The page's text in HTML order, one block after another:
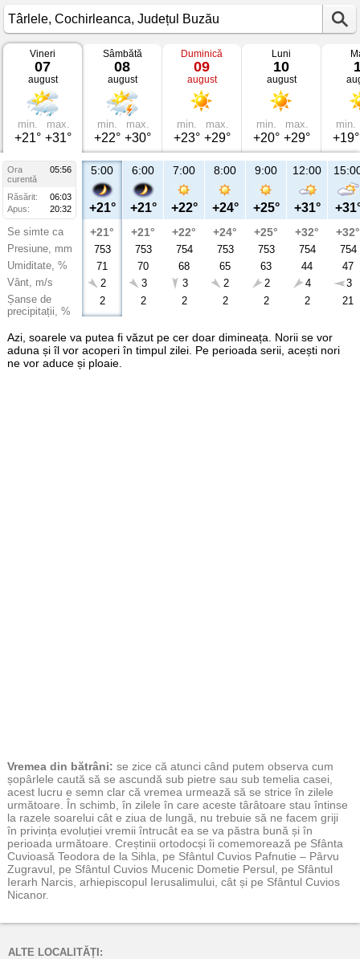
Vremea
Târlele
Cochirleanca,
Județul
Buzău
Vineri
07
august
min.
+21°
max.
+31°
Sâmbătă
08
august
min.
+22°
max.
+30°
Duminică
09
august
min.
+23°
max.
+29°
Luni
10
august
min.
+20°
max.
+29°
min.
+19°
Ora
05:56
curentă
Răsărit:
06:03
Apus:
20:32
Se simte ca
Presiune, mm
Umiditate, %
Vânt, m/s
Șanse de
precipitații, %
5:00
+21°
+21°
753
71
2
2
6:00
+21°
+21°
753
70
3
2
7:00
+22°
+22°
754
68
3
2
8:00
+24°
+24°
753
65
2
2
9:00
+25°
+25°
753
63
2
2
12:00
+31°
+32°
754
44
4
2
+32°
754
47
3
21
Azi, soarele va putea fi văzut pe cer doar dimineața. Norii se vor
aduna și îl vor acoperi în timpul zilei. Pe perioada serii, acești nori
ne vor aduce și ploaie.
Vremea din bătrâni: se zice că atunci când putem observa cum
șopârlele caută să se ascundă sub pietre sau sub temelia casei,
acest lucru e semn clar că vremea urmează să se strice în zilele
următoare. În schimb, în zilele în care aceste târâtoare stau întinse
la razele soarelui cât e ziua de lungă, nu trebuie să ne facem griji
în privința evoluției vremii întrucât ea se va păstra bună și în
perioada următoare. Creștinii ortodocși îi comemorează pe Sfânta
Cuvioasă Teodora de la Sihla, pe Sfântul Cuvios Pafnutie – Pârvu
Zugravul, pe Sfântul Cuvios Mucenic Dometie Persul, pe Sfântul
Ierarh Narcis, arhiepiscopul Ierusalimului, cât și pe Sfântul Cuvios
Nicanor.
ALTE LOCALITĂȚI: